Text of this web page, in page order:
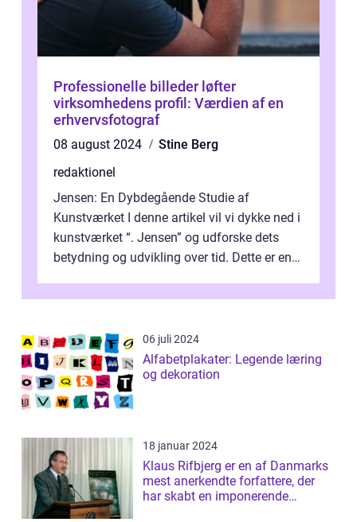
Professionelle billeder løfter
virksomhedens profil: Værdien af en
erhvervsfotograf
08 august 2024
Stine Berg
redaktionel
Jensen: En Dybdegående Studie af
Kunstværket I denne artikel vil vi dykke ned i
kunstværket “. Jensen” og udforske dets
betydning og udvikling over tid. Dette er en
06 juli 2024
Alfabetplakater: Legende læring
og dekoration
18 januar 2024
Klaus Rifbjerg er en af Danmarks
mest anerkendte forfattere, der
har skabt en imponerende